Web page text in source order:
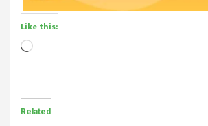
Like this:
Loading…
Related